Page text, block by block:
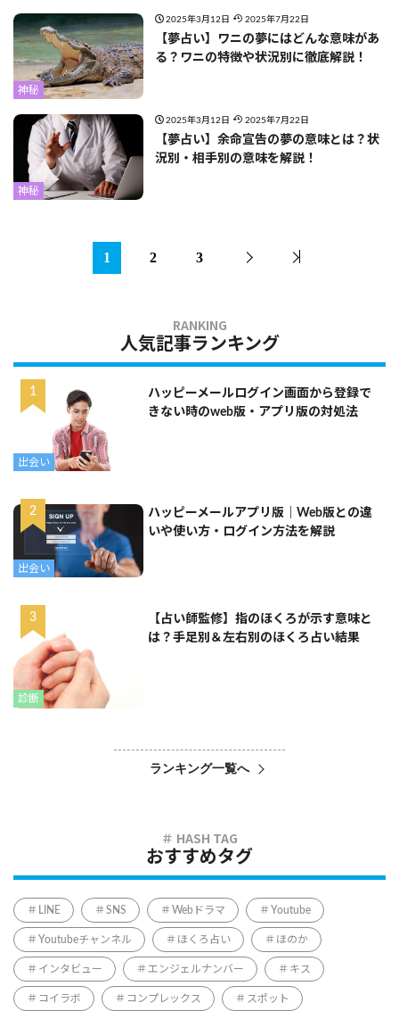
神秘
2025年3月12日 2025年7月22日
【夢占い】ワニの夢にはどんな意味があ
る？ワニの特徴や状況別に徹底解説！
神秘
2025年3月12日 2025年7月22日
【夢占い】余命宣告の夢の意味とは？状
況別・相手別の意味を解説！
1 2 3
人気記事ランキング
出会い
ハッピーメールログイン画面から登録で
きない時のweb版・アプリ版の対処法
出会い
ハッピーメールアプリ版｜Web版との違
いや使い方・ログイン方法を解説
診断
【占い師監修】指のほくろが示す意味と
は？手足別＆左右別のほくろ占い結果
ランキング一覧へ
おすすめタグ
LINE SNS Webドラマ Youtube
Youtubeチャンネル ほくろ占い ほのか
インタビュー エンジェルナンバー キス
コイラボ コンプレックス スポット